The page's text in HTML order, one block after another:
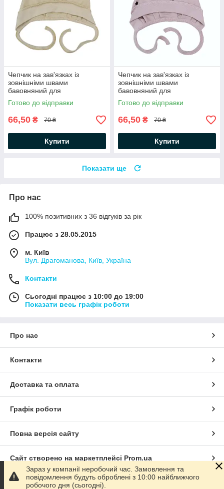
Чепчик на зав'язках із
зовнішніми швами
бавовняний для
новонароджених дівчаток
М'якенькі лапки Таш Minikin
Готово до відправки
66,50 ₴ 70 ₴
Купити
Чепчик на зав'язках із
зовнішніми швами
бавовняний для
новонароджених дівчаток
М'якенькі лапки Рожевий
пудровий з малюнком Minikin
Готово до відправки
66,50 ₴ 70 ₴
Купити
Показати ще
Про нас
100% позитивних з 36 відгуків за рік
Працює з 28.05.2015
м. Київ
Вул. Драгоманова, Київ, Україна
Контакти
Сьогодні працює з 10:00 до 19:00
Показати весь графік роботи
Про нас
Контакти
Доставка та оплата
Графік роботи
Повна версія сайту
Сайт створено на маркетплейсі Prom.ua
Політика конфіденційності
Зараз у компанії неробочий час. Замовлення та
повідомлення будуть оброблені з 10:00 найближчого
робочого дня (сьогодні).